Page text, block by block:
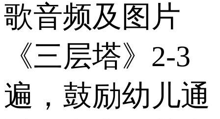
歌音频及图片
《三层塔》2-3
遍，鼓励幼儿通